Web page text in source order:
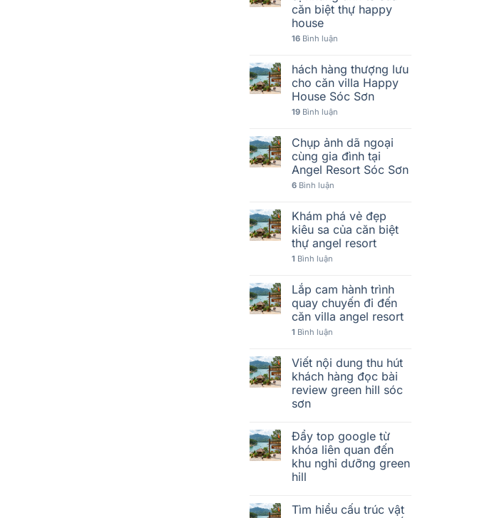
căn biệt thự happy
house
16Bình luận
hách hàng thượng lưu
cho căn villa Happy
House Sóc Sơn
19Bình luận
Chụp ảnh dã ngoại
cùng gia đình tại
Angel Resort Sóc Sơn
6Bình luận
Khám phá vẻ đẹp
kiêu sa của căn biệt
thự angel resort
1 Bình luận
Lắp cam hành trình
quay chuyến đi đến
căn villa angel resort
1 Bình luận
Viết nội dung thu hút
khách hàng đọc bài
review green hill sóc
sơn
Đẩy top google từ
khóa liên quan đến
khu nghỉ dưỡng green
hill
Tìm hiểu cấu trúc vật